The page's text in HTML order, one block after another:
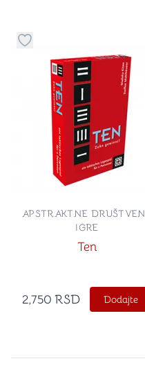
Dugme za dodavanje
Ten
APSTRAKTNE
IGRE
2,750 RSD Dodajte